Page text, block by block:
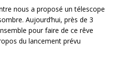
nous a proposé un télescope
Aujourd’hui, près de 3
pour faire de ce rêve
du lancement prévu